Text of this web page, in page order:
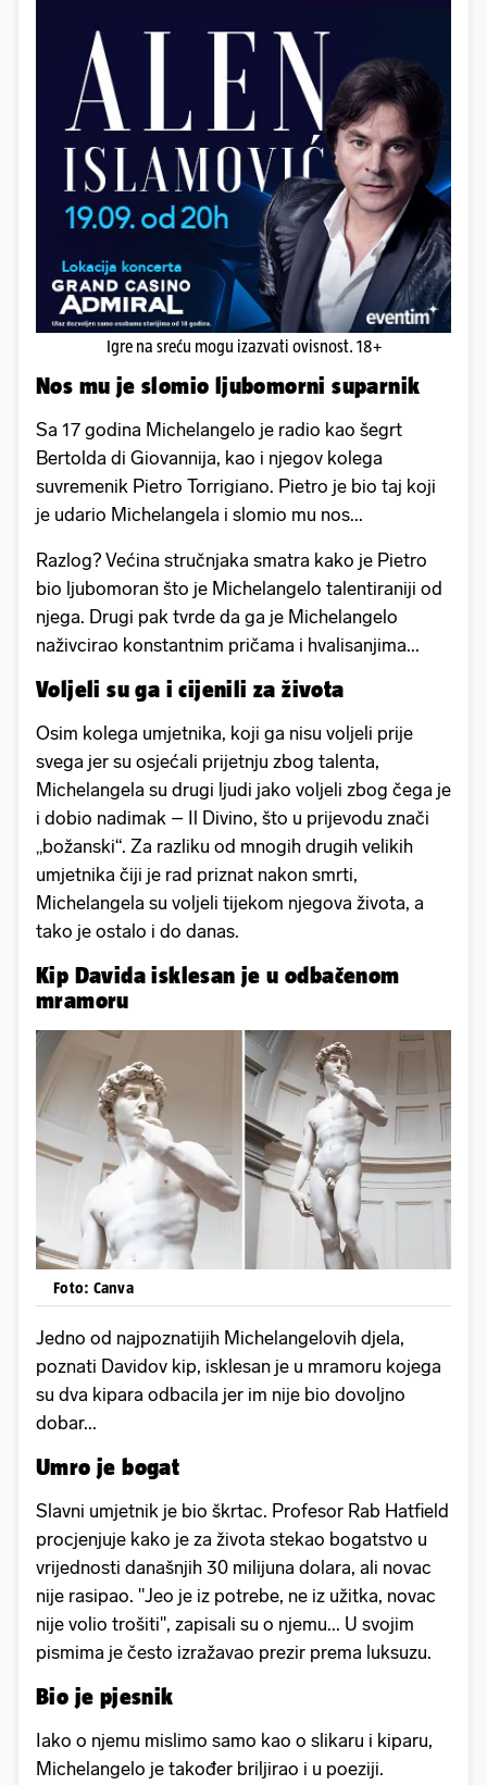
Igre na sreću mogu izazvati ovisnost. 18+
Nos mu je slomio ljubomorni suparnik
Sa 17 godina Michelangelo je radio kao šegrt
Bertolda di Giovannija, kao i njegov kolega
suvremenik Pietro Torrigiano. Pietro je bio taj koji
je udario Michelangela i slomio mu nos...
Razlog? Većina stručnjaka smatra kako je Pietro
bio ljubomoran što je Michelangelo talentiraniji od
njega. Drugi pak tvrde da ga je Michelangelo
naživcirao konstantnim pričama i hvalisanjima...
Voljeli su ga i cijenili za života
Osim kolega umjetnika, koji ga nisu voljeli prije
svega jer su osjećali prijetnju zbog talenta,
Michelangela su drugi ljudi jako voljeli zbog čega je
i dobio nadimak – Il Divino, što u prijevodu znači
„božanski“. Za razliku od mnogih drugih velikih
umjetnika čiji je rad priznat nakon smrti,
Michelangela su voljeli tijekom njegova života, a
tako je ostalo i do danas.
Kip Davida isklesan je u odbačenom
mramoru
Foto: Canva
Jedno od najpoznatijih Michelangelovih djela,
poznati Davidov kip, isklesan je u mramoru kojega
su dva kipara odbacila jer im nije bio dovoljno
dobar...
Umro je bogat
Slavni umjetnik je bio škrtac. Profesor Rab Hatfield
procjenjuje kako je za života stekao bogatstvo u
vrijednosti današnjih 30 milijuna dolara, ali novac
nije rasipao. "Jeo je iz potrebe, ne iz užitka, novac
nije volio trošiti", zapisali su o njemu... U svojim
pismima je često izražavao prezir prema luksuzu.
Bio je pjesnik
Iako o njemu mislimo samo kao o slikaru i kiparu,
Michelangelo je također briljirao i u poeziji.